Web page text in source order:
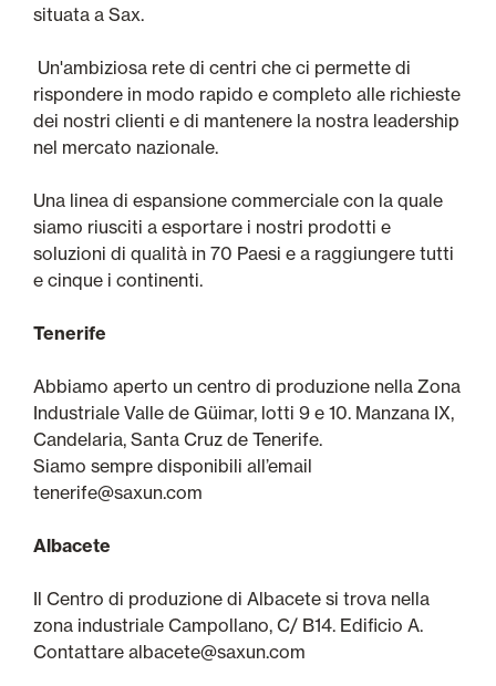
situata a Sax.
Un'ambiziosa rete di centri che ci permette di
rispondere in modo rapido e completo alle richieste
dei nostri clienti e di mantenere la nostra leadership
nel mercato nazionale.
Una linea di espansione commerciale con la quale
siamo riusciti a esportare i nostri prodotti e
soluzioni di qualità in 70 Paesi e a raggiungere tutti
e cinque i continenti.
Tenerife
Abbiamo aperto un centro di produzione nella Zona
Industriale Valle de Güimar, lotti 9 e 10. Manzana IX,
Candelaria, Santa Cruz de Tenerife.
Siamo sempre disponibili all’email
tenerife@saxun.com
Albacete
Il Centro di produzione di Albacete si trova nella
zona industriale Campollano, C/ B14. Edificio A.
Contattare albacete@saxun.com